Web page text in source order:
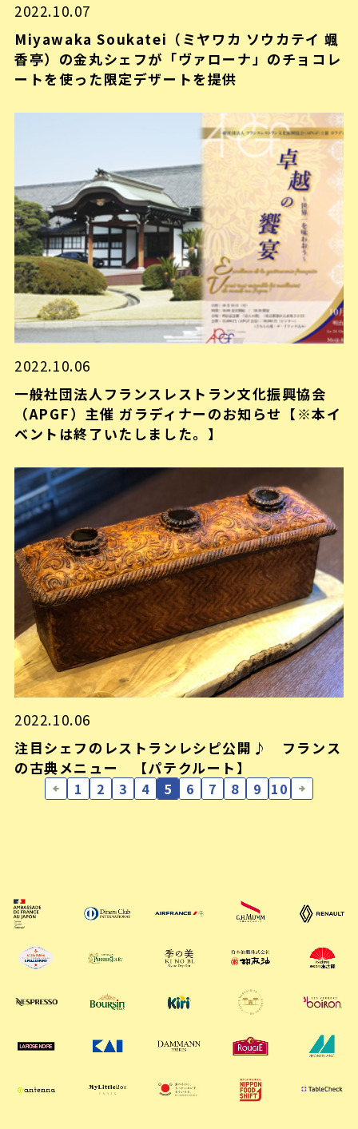
2022.10.07
Miyawaka Soukatei（ミヤワカ ソウカテイ 颯
香亭）の金丸シェフが「ヴァローナ」のチョコレ
ートを使った限定デザートを提供
2022.10.06
一般社団法人フランスレストラン文化振興協会
（APGF）主催 ガラディナーのお知らせ【※本イ
ベントは終了いたしました。】
2022.10.06
注目シェフのレストランレシピ公開♪ フランス
の古典メニュー 【パテクルート】
1 2 3 4 5 6 7 8 9 10